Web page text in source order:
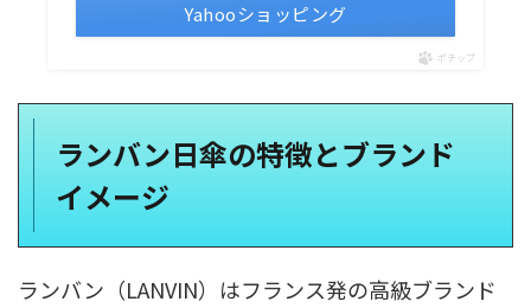
Yahooショッピング
ポチップ
ランバン日傘の特徴とブランド
イメージ
ランバン（LANVIN）はフランス発の高級ブランド